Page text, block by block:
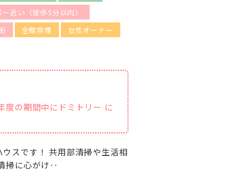
近い（徒歩5分以内）
全館禁煙
女性オーナー
間中にドミトリー に
スです！ 共用部清掃や生活相
掃に心がけ‥